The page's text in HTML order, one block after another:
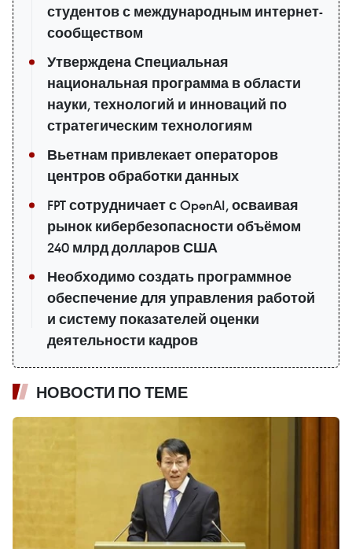
студентов с международным интернет-
сообществом
Утверждена Специальная
национальная программа в области
науки, технологий и инноваций по
стратегическим технологиям
Вьетнам привлекает операторов
центров обработки данных
FPT сотрудничает с OpenAI, осваивая
рынок кибербезопасности объёмом
240 млрд долларов США
Необходимо создать программное
обеспечение для управления работой
и систему показателей оценки
деятельности кадров
НОВОСТИ ПО ТЕМЕ